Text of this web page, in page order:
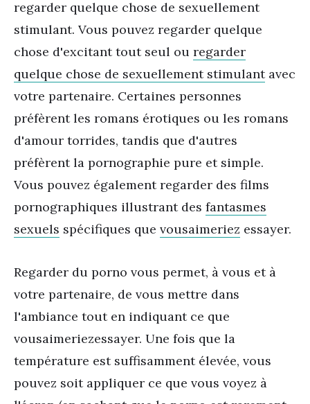
regarder quelque chose de sexuellement
stimulant. Vous pouvez regarder quelque
chose d'excitant tout seul ou regarder
quelque chose de sexuellement stimulantavec
votre partenaire. Certaines personnes
préfèrent les romans érotiques ou les romans
d'amour torrides, tandis que d'autres
préfèrent la pornographie pure et simple.
Vous pouvez également regarder des films
pornographiques illustrant des fantasmes
sexuels spécifiques que vousaimeriez essayer.
Regarder du porno vous permet, à vous et à
votre partenaire, de vous mettre dans
l'ambiance tout en indiquant ce que
vousaimeriezessayer. Une fois que la
température est suffisamment élevée, vous
pouvez soit appliquer ce que vous voyez à